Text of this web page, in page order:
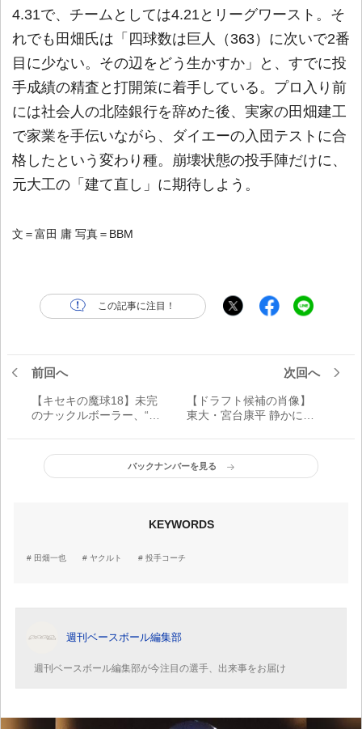
4.31で、チームとしては4.21とリーグワースト。そ
れでも田畑氏は「四球数は巨人（363）に次いで2番
目に少ない。その辺をどう生かすか」と、すでに投
手成績の精査と打開策に着手している。プロ入り前
には社会人の北陸銀行を辞めた後、実家の田畑建工
で家業を手伝いながら、ダイエーの入団テストに合
格したという変わり種。崩壊状態の投手陣だけに、
元大工の「建て直し」に期待しよう。
文＝富田 庸 写真＝BBM
この記事に注目！
前回へ
【キセキの魔球18】未完
のナックルボーラー、“象
次回へ
【ドラフト候補の肖像】
東大・宮台康平 静かに運
腕」
バックナンバーを見る
KEYWORDS
田畑一也 ヤクルト 投手コーチ
週刊ベースボール編集部
週刊ベースボール編集部が今注目の選手、出来事をお届け